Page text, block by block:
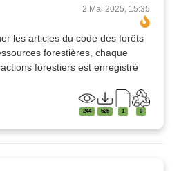
2 Mai 2025, 15:35
les articles du code des forêts
forestières, chaque
forestiers est enregistré
244 625 1 0